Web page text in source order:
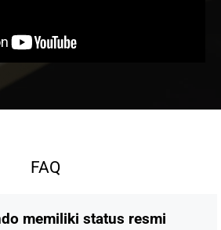
FAQ
memiliki status resmi